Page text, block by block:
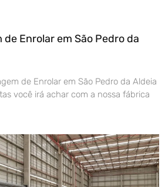
Enrolar em São Pedro da
de Enrolar em São Pedro da Aldeia
você irá achar com a nossa fábrica